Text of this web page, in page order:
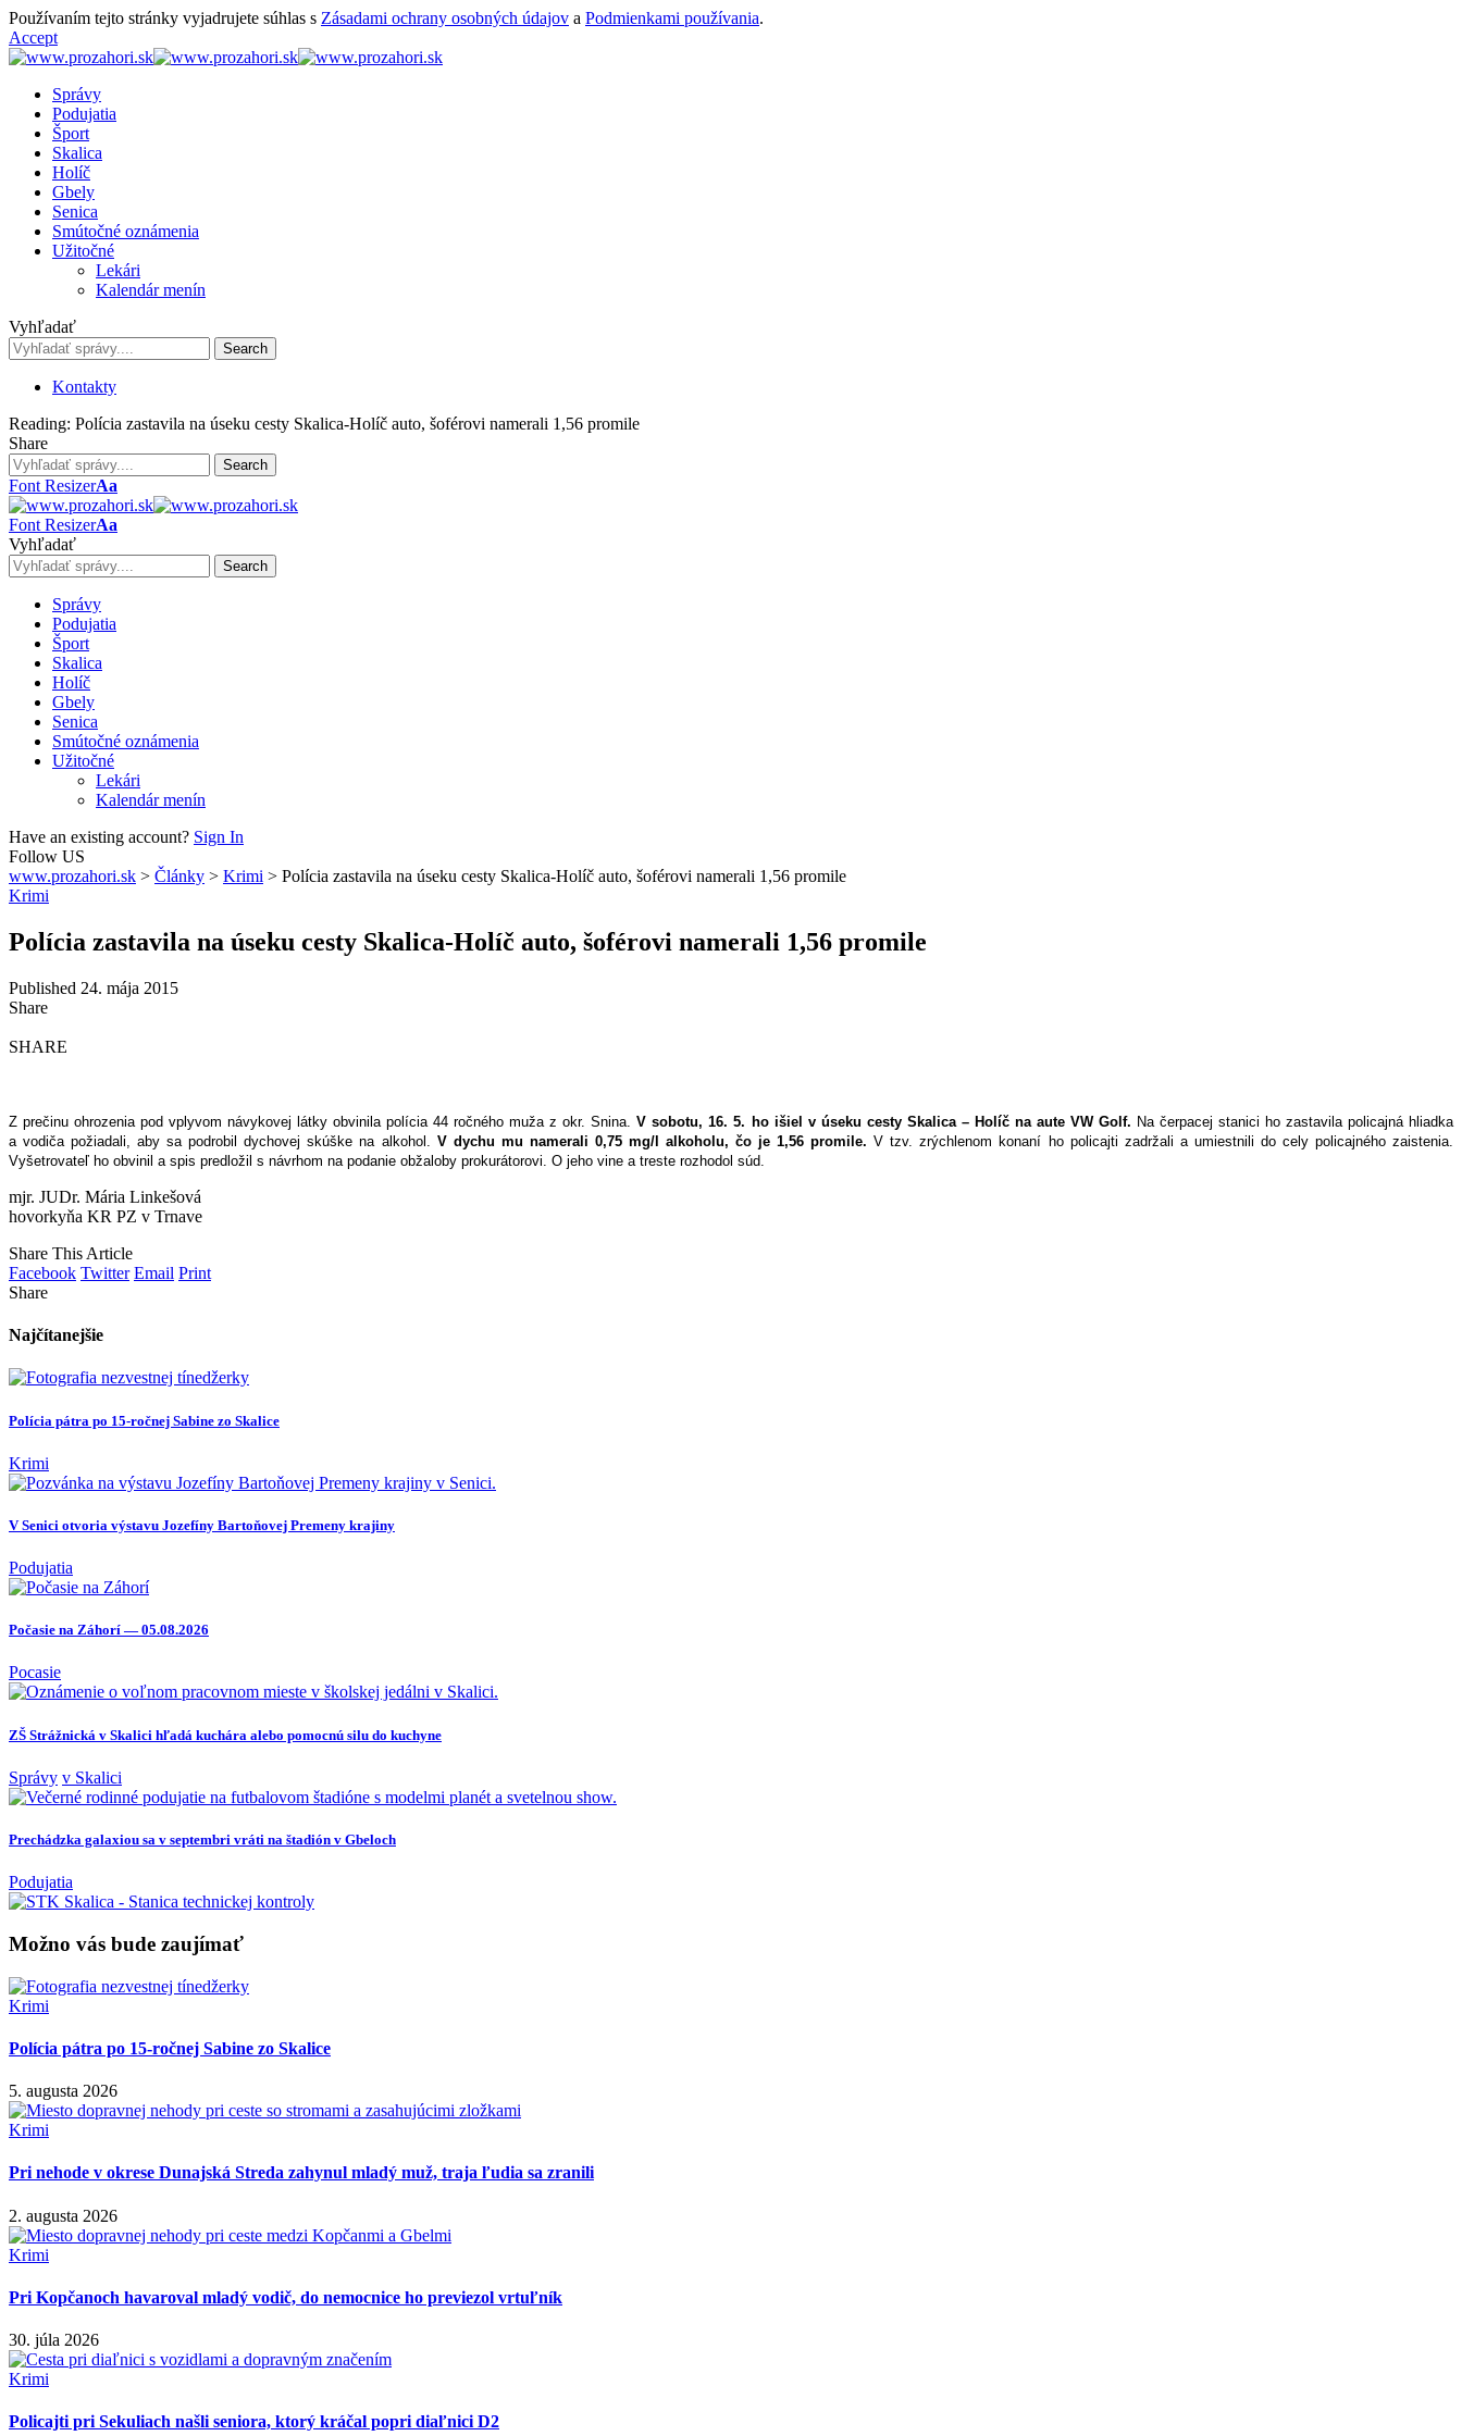
Používaním tejto stránky vyjadrujete súhlas s Zásadami ochrany osobných údajov a Podmienkami používania.
Accept
Správy
Podujatia
Šport
Skalica
Holíč
Gbely
Senica
Smútočné oznámenia
Užitočné
Lekári
Kalendár menín
Vyhľadať
Kontakty
Reading: Polícia zastavila na úseku cesty Skalica-Holíč auto, šoférovi namerali 1,56 promile
Share
Font ResizerAa
Font ResizerAa
Vyhľadať
Správy
Podujatia
Šport
Skalica
Holíč
Gbely
Senica
Smútočné oznámenia
Užitočné
Lekári
Kalendár menín
Have an existing account? Sign In
Follow US
www.prozahori.sk > Články > Krimi > Polícia zastavila na úseku cesty Skalica-Holíč auto, šoférovi namerali 1,56 promile
Krimi
Polícia zastavila na úseku cesty Skalica-Holíč auto, šoférovi namerali 1,56 promile
Published 24. mája 2015
Share
SHARE
Z prečinu ohrozenia pod vplyvom návykovej látky obvinila polícia 44 ročného muža z okr. Snina.V sobotu, 16. 5. ho išiel v úseku cesty Skalica – Holíč na aute VW Golf. Na čerpacej stanici ho zastavila policajná hliadka
a vodiča požiadali, aby sa podrobil dychovej skúške na alkohol. V dychu mu namerali 0,75 mg/l alkoholu, čo je 1,56 promile. V tzv. zrýchlenom konaní ho policajti zadržali a umiestnili do cely policajného zaistenia.
Vyšetrovateľ ho obvinil a spis predložil s návrhom na podanie obžaloby prokurátorovi. O jeho vine a treste rozhodol súd.
mjr. JUDr. Mária Linkešová
hovorkyňa KR PZ v Trnave
Share This Article
Facebook Twitter Email Print
Share
Najčítanejšie
Polícia pátra po 15-ročnej Sabine zo Skalice
Krimi
V Senici otvoria výstavu Jozefíny Bartoňovej Premeny krajiny
Podujatia
Počasie na Záhorí — 05.08.2026
Pocasie
ZŠ Strážnická v Skalici hľadá kuchára alebo pomocnú silu do kuchyne
Správy v Skalici
Prechádzka galaxiou sa v septembri vráti na štadión v Gbeloch
Podujatia
Možno vás bude zaujímať
Krimi
Polícia pátra po 15-ročnej Sabine zo Skalice
5. augusta 2026
Krimi
Pri nehode v okrese Dunajská Streda zahynul mladý muž, traja ľudia sa zranili
2. augusta 2026
Krimi
Pri Kopčanoch havaroval mladý vodič, do nemocnice ho previezol vrtuľník
30. júla 2026
Krimi
Policajti pri Sekuliach našli seniora, ktorý kráčal popri diaľnici D2